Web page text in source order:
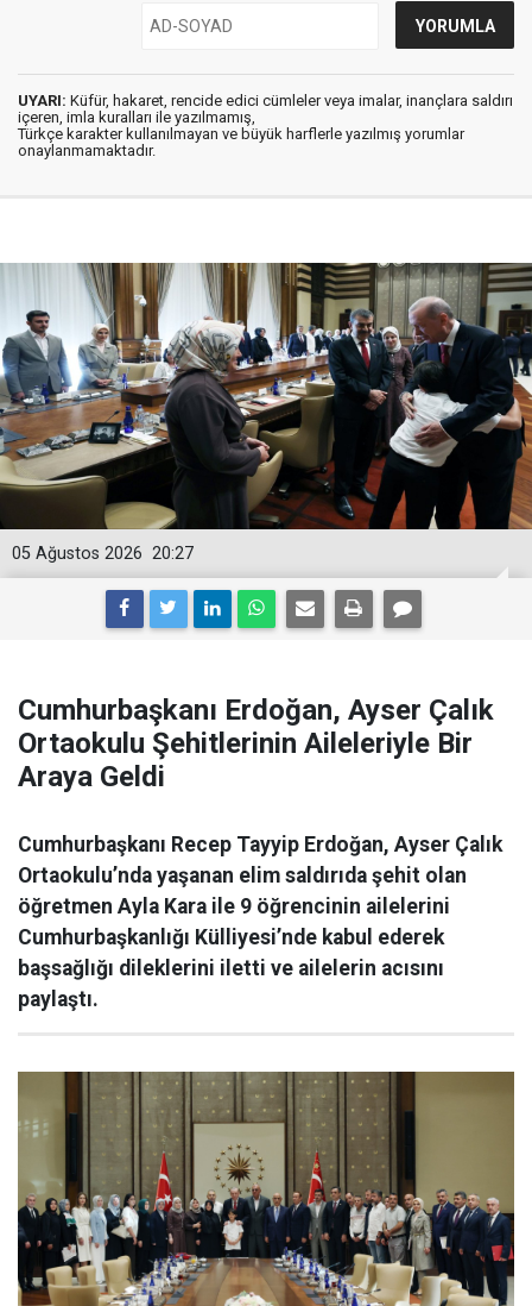
UYARI: Küfür, hakaret, rencide edici cümleler veya imalar, inançlara saldırı
içeren, imla kuralları ile yazılmamış,
Türkçe karakter kullanılmayan ve büyük harflerle yazılmış yorumlar
onaylanmamaktadır.
20:27
05 Ağustos 2026
Cumhurbaşkanı Erdoğan, Ayser Çalık
Ortaokulu Şehitlerinin Aileleriyle Bir
Araya Geldi
Cumhurbaşkanı Recep Tayyip Erdoğan, Ayser Çalık
Ortaokulu’nda yaşanan elim saldırıda şehit olan
öğretmen Ayla Kara ile 9 öğrencinin ailelerini
Cumhurbaşkanlığı Külliyesi’nde kabul ederek
başsağlığı dileklerini iletti ve ailelerin acısını
paylaştı.